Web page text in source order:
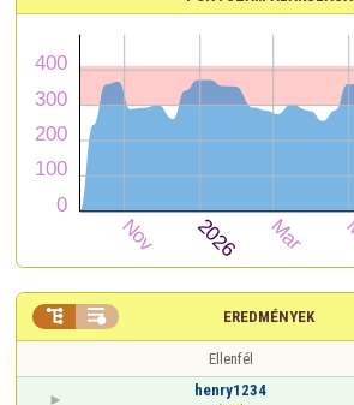
EREDMÉNYEK
 
Ellenfél
henry1234